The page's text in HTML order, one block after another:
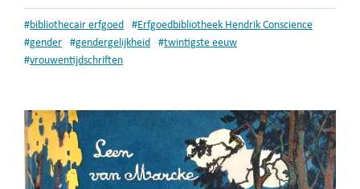
#bibliothecair erfgoed #Erfgoedbibliotheek Hendrik Conscience
#gender #gendergelijkheid #twintigste eeuw
#vrouwentijdschriften